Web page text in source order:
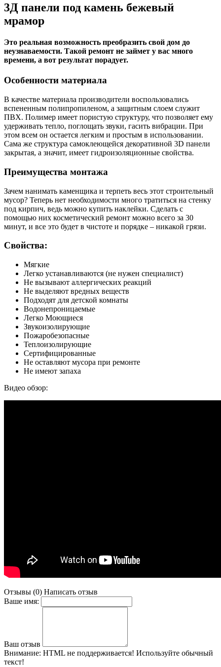
3Д панели под камень бежевый
мрамор
Это реальная возможность преобразить свой дом до
неузнаваемости. Такой ремонт не займет у вас много
времени, а вот результат порадует.
Особенности материала
В качестве материала производители воспользовались
вспененным полипропиленом, а защитным слоем служит
ПВХ. Полимер имеет пористую структуру, что позволяет ему
удерживать тепло, поглощать звуки, гасить вибрации. При
этом всем он остается легким и простым в использовании.
Сама же структура самоклеющейся декоративной 3D панели
закрытая, а значит, имеет гидроизоляционные свойства.
Преимущества монтажа
Зачем нанимать каменщика и терпеть весь этот строительный
мусор? Теперь нет необходимости много тратиться на стенку
под кирпич, ведь можно купить наклейки. Сделать с
помощью них косметический ремонт можно всего за 30
минут, и все это будет в чистоте и порядке – никакой грязи.
Свойства:
Мягкие
Легко устанавливаются (не нужен специалист)
Не вызывают аллергических реакций
Не выделяют вредных веществ
Подходят для детской комнаты
Водонепроницаемые
Легко Моющиеся
Звукоизолирующие
Пожаробезопасные
Теплоизолирующие
Сертифицированные
Не оставляют мусора при ремонте
Не имеют запаха
Видео обзор:
Отзывы (0) Написать отзыв
Ваше имя:
Ваш отзыв
Внимание: HTML не поддерживается! Используйте обычный
текст!